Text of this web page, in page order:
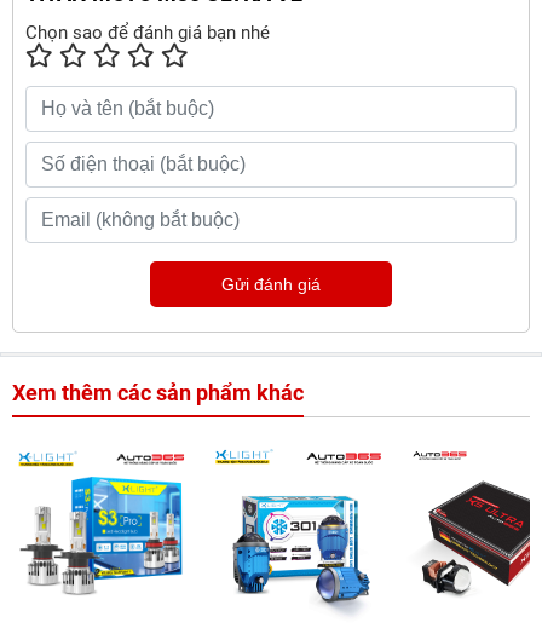
Chọn sao để đánh giá bạn nhé
Gửi đánh giá
Xem thêm các sản phẩm khác